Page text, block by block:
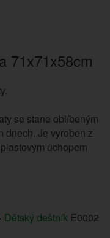
71x71x58cm
se stane oblíbeným
dnech. Je vyroben z
úchopem
Dětský deštníkE0002